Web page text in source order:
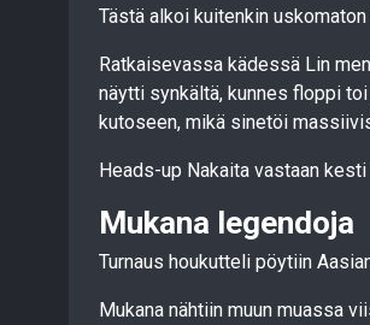
Tästä alkoi kuitenkin uskomaton
Ratkaisevassa kädessä Lin
näytti synkältä, kunnes floppi
kutoseen, mikä sinetöi
Heads-up Nakaita vastaan
Mukana legendoja
Turnaus houkutteli pöytiin
Mukana nähtiin muun muassa